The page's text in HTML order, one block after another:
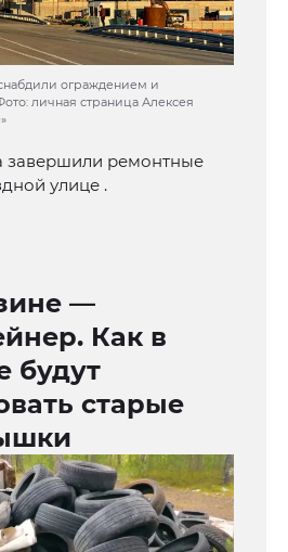
ограждением и
личная страница Алексея
завершили ремонтные
улице .
—
Как в
будут
старые